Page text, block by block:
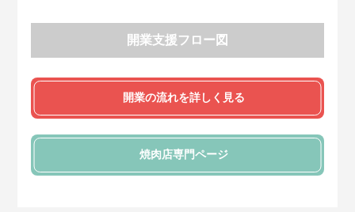
開業支援フロー図
開業の流れを詳しく見る
焼肉店専門ページ